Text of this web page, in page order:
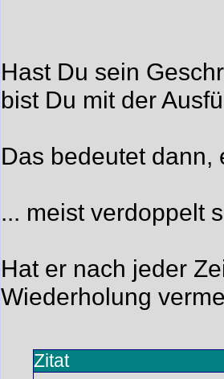
Hast Du sein
bist Du mit der
Das bedeutet dann,
... meist verdoppelt
Hat er nach jeder
Wiederholung
Zitat